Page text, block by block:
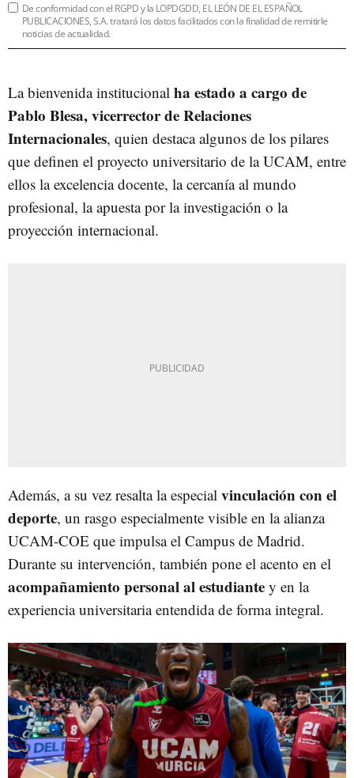
De conformidad con el RGPD y la LOPDGDD, EL LEÓN DE EL ESPAÑOL
PUBLICACIONES, S.A. tratará los datos facilitados con la finalidad de remitirle
noticias de actualidad.
La bienvenida institucional ha estado a cargo de
Pablo Blesa, vicerrector de Relaciones
Internacionales, quien destaca algunos de los pilares
que definen el proyecto universitario de la UCAM, entre
ellos la excelencia docente, la cercanía al mundo
profesional, la apuesta por la investigación o la
proyección internacional.
Además, a su vez resalta la especial vinculación con el
deporte, un rasgo especialmente visible en la alianza
UCAM-COE que impulsa el Campus de Madrid.
Durante su intervención, también pone el acento en el
acompañamiento personal al estudiante y en la
experiencia universitaria entendida de forma integral.